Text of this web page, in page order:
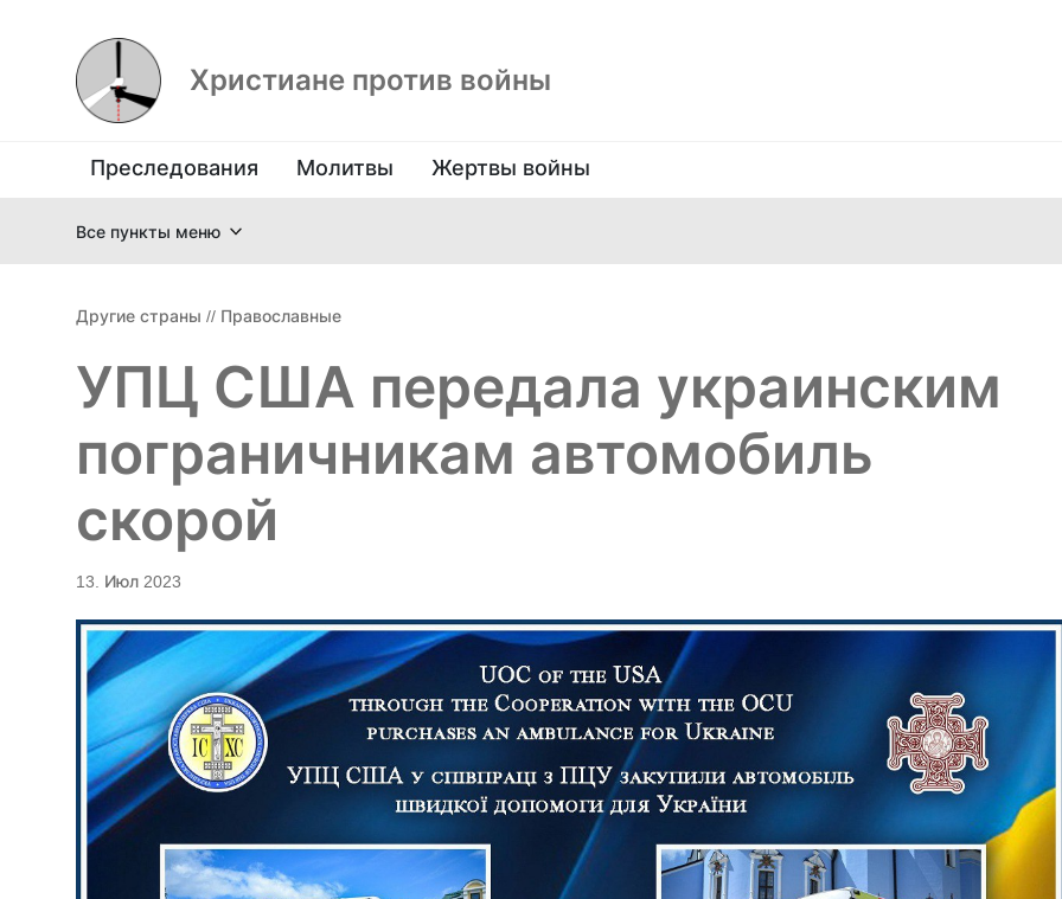
Христиане против войны
Преследования Молитвы Жертвы войны
Все пункты меню
Другие страны // Православные
УПЦ США передала украинским
пограничникам автомобиль
скорой
13. Июл 2023